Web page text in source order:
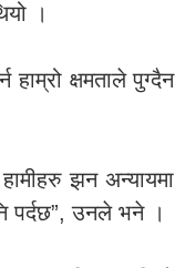
।
क्षमताले पुग्दैन
झन अन्यायमा
पर्दछ”, उनले भने ।